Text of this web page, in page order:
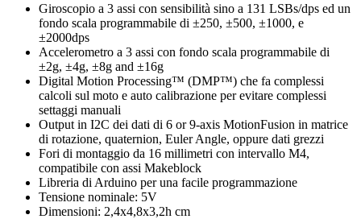
Giroscopio a 3 assi con sensibilità sino a 131 LSBs/dps ed un
fondo scala programmabile di ±250, ±500, ±1000, e
±2000dps
Accelerometro a 3 assi con fondo scala programmabile di
±2g, ±4g, ±8g and ±16g
Digital Motion Processing™ (DMP™) che fa complessi
calcoli sul moto e auto calibrazione per evitare complessi
settaggi manuali
Output in I2C dei dati di 6 or 9-axis MotionFusion in matrice
di rotazione, quaternion, Euler Angle, oppure dati grezzi
Fori di montaggio da 16 millimetri con intervallo M4,
compatibile con assi Makeblock
Libreria di Arduino per una facile programmazione
Tensione nominale: 5V
Dimensioni: 2,4x4,8x3,2h cm